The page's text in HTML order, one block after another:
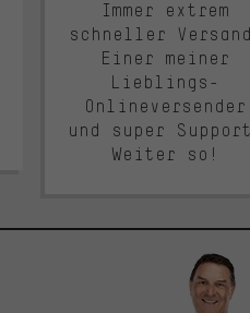
Immer extrem
schneller
Einer meiner
Lieblings-
Onlineversender
und super
Weiter so!